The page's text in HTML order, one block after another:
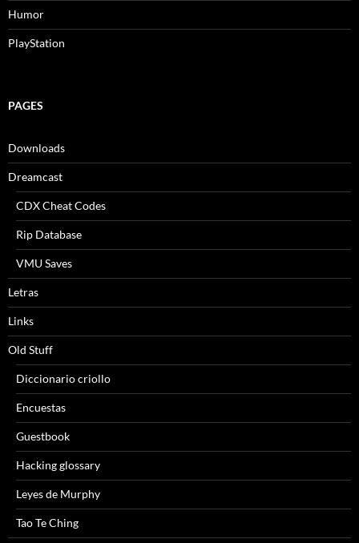
Humor
PlayStation
PAGES
Downloads
Dreamcast
CDX Cheat Codes
Rip Database
VMU Saves
Letras
Links
Old Stuff
Diccionario criollo
Encuestas
Guestbook
Hacking glossary
Leyes de Murphy
Tao Te Ching